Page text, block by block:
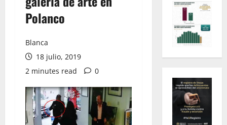
Polanco
Blanca
18 julio, 2019
2 minutes read
0